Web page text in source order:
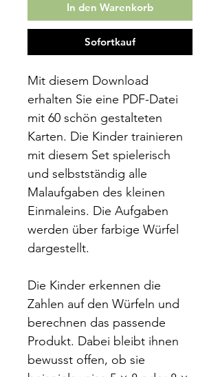
In den Warenkorb
Sofortkauf
Mit diesem Download
erhalten Sie eine PDF-Datei
mit 60 schön gestalteten
Karten. Die Kinder trainieren
mit diesem Set spielerisch
und selbstständig alle
Malaufgaben des kleinen
Einmaleins. Die Aufgaben
werden über farbige Würfel
dargestellt.
Die Kinder erkennen die
Zahlen auf den Würfeln und
berechnen das passende
Produkt. Dabei bleibt ihnen
bewusst offen, ob sie